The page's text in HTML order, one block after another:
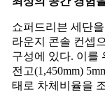
쇼퍼드리븐 세단
라운지 콘솔 컨셉
구성에 있다. 이를
전고(1,450mm)
태로 차체비율을